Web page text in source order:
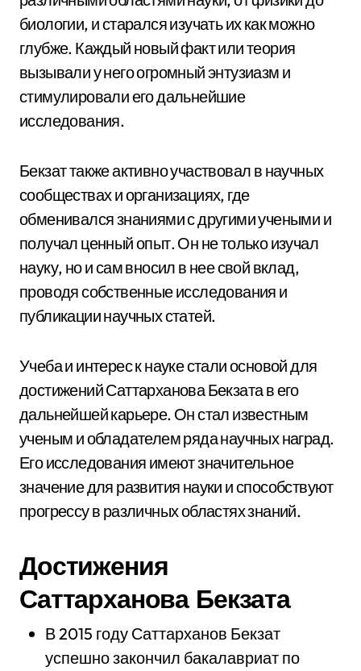
биологии, и старался изучать их как можно
глубже. Каждый новый факт или теория
вызывали у него огромный энтузиазм и
стимулировали его дальнейшие
исследования.
Бекзат также активно участвовал в научных
сообществах и организациях, где
обменивался знаниями с другими учеными и
получал ценный опыт. Он не только изучал
науку, но и сам вносил в нее свой вклад,
проводя собственные исследования и
публикации научных статей.
Учеба и интерес к науке стали основой для
достижений Саттарханова Бекзата в его
дальнейшей карьере. Он стал известным
ученым и обладателем ряда научных наград.
Его исследования имеют значительное
значение для развития науки и способствуют
прогрессу в различных областях знаний.
Достижения
Саттарханова Бекзата
В 2015 году Саттарханов Бекзат
успешно закончил бакалавриат по